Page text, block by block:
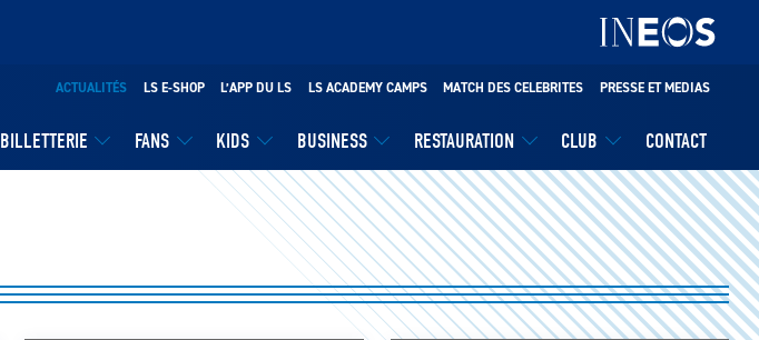
BILLETTERIE FANS KIDS BUSINESS RESTAURATION CLUB CONTACT
ACTUALITÉS LS E-SHOP L’APP DU LS LS ACADEMY CAMPS MATCH DES CELEBRITES PRESSE ET MEDIAS